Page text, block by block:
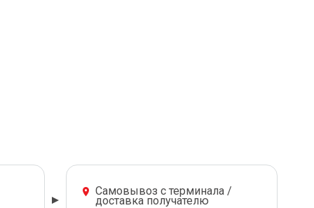
Самовывоз с терминала /
доставка получателю